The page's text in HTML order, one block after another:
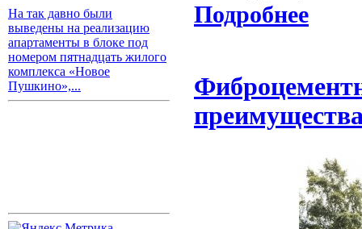
На так давно были
выведены на реализацию
апартаменты в блоке под
номером пятнадцать жилого
комплекса «Новое
Пушкино»,...
Подробнее